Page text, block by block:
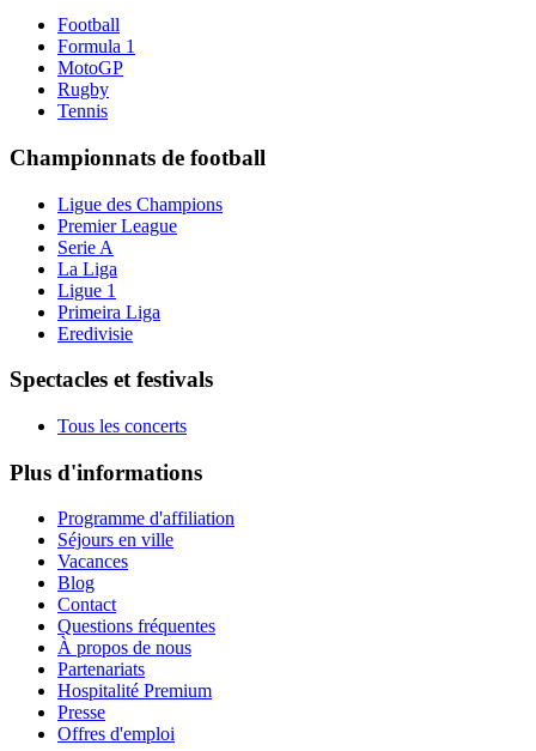
Football
Formula 1
MotoGP
Rugby
Tennis
Championnats de football
Ligue des Champions
Premier League
Serie A
La Liga
Ligue 1
Primeira Liga
Eredivisie
Spectacles et festivals
Tous les concerts
Plus d'informations
Programme d'affiliation
Séjours en ville
Vacances
Blog
Contact
Questions fréquentes
À propos de nous
Partenariats
Hospitalité Premium
Presse
Offres d'emploi